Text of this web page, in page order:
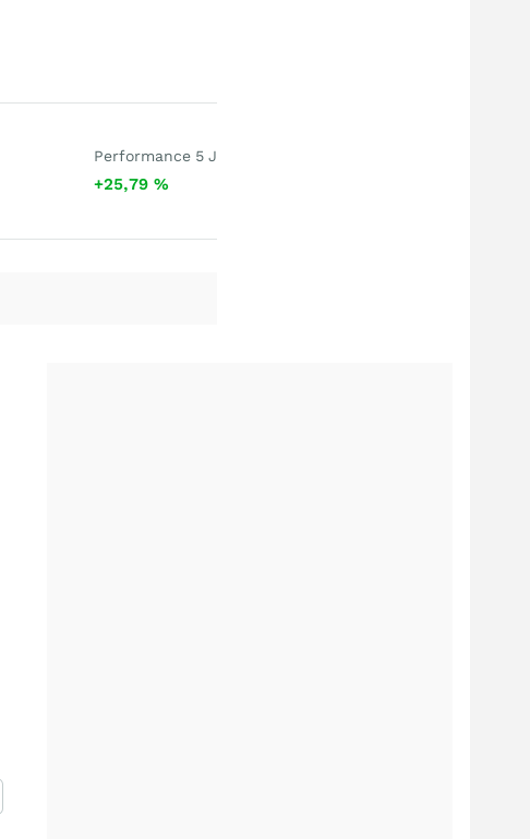
Performance 5 J
+25,79 %